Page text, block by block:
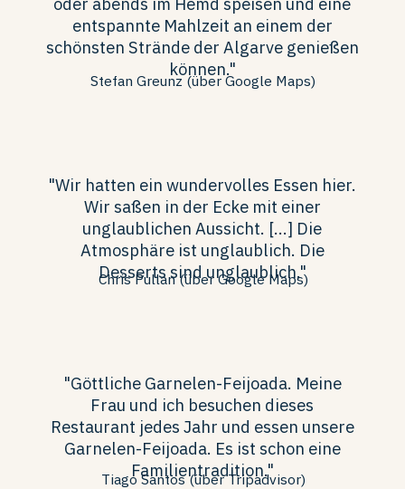
"Wir hatten ein wundervolles Essen hier.
Wir saßen in der Ecke mit einer
unglaublichen Aussicht. [...] Die
Atmosphäre ist unglaublich. Die
Desserts sind unglaublich."
Chris Pullan (über Google Maps)
entspannte Mahlzeit an einem der
schönsten Strände der Algarve genießen
können."
"Göttliche Garnelen-Feijoada. Meine
Frau und ich besuchen dieses
Restaurant jedes Jahr und essen unsere
Garnelen-Feijoada. Es ist schon eine
Familientradition."
Stefan Greunz (über Google Maps)
Tiago Santos (über Tripadvisor)